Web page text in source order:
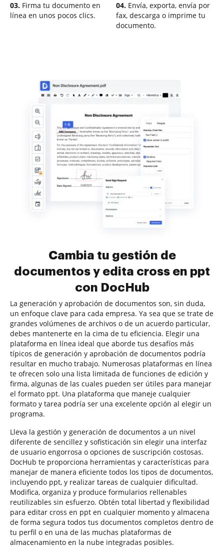
03. Firma tu documento en
línea en unos pocos clics.
04. Envía, exporta, envía por
fax, descarga o imprime tu
documento.
Cambia tu gestión de
documentos y edita cross en ppt
con DocHub
La generación y aprobación de documentos son, sin duda,
un enfoque clave para cada empresa. Ya sea que se trate de
grandes volúmenes de archivos o de un acuerdo particular,
debes mantenerte en la cima de tu eficiencia. Elegir una
plataforma en línea ideal que aborde tus desafíos más
típicos de generación y aprobación de documentos podría
resultar en mucho trabajo. Numerosas plataformas en línea
te ofrecen solo una lista limitada de funciones de edición y
firma, algunas de las cuales pueden ser útiles para manejar
el formato ppt. Una plataforma que maneje cualquier
formato y tarea podría ser una excelente opción al elegir un
programa.
Lleva la gestión y generación de documentos a un nivel
diferente de sencillez y sofisticación sin elegir una interfaz
de usuario engorrosa o opciones de suscripción costosas.
DocHub te proporciona herramientas y características para
manejar de manera eficiente todos los tipos de documentos,
incluyendo ppt, y realizar tareas de cualquier dificultad.
Modifica, organiza y produce formularios rellenables
reutilizables sin esfuerzo. Obtén total libertad y flexibilidad
para editar cross en ppt en cualquier momento y almacena
de forma segura todos tus documentos completos dentro de
tu perfil o en una de las muchas plataformas de
almacenamiento en la nube integradas posibles.